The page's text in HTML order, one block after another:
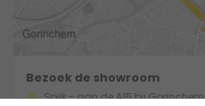
Bezoek de showroom
Spijk - aan de A15 bij Gorinchem